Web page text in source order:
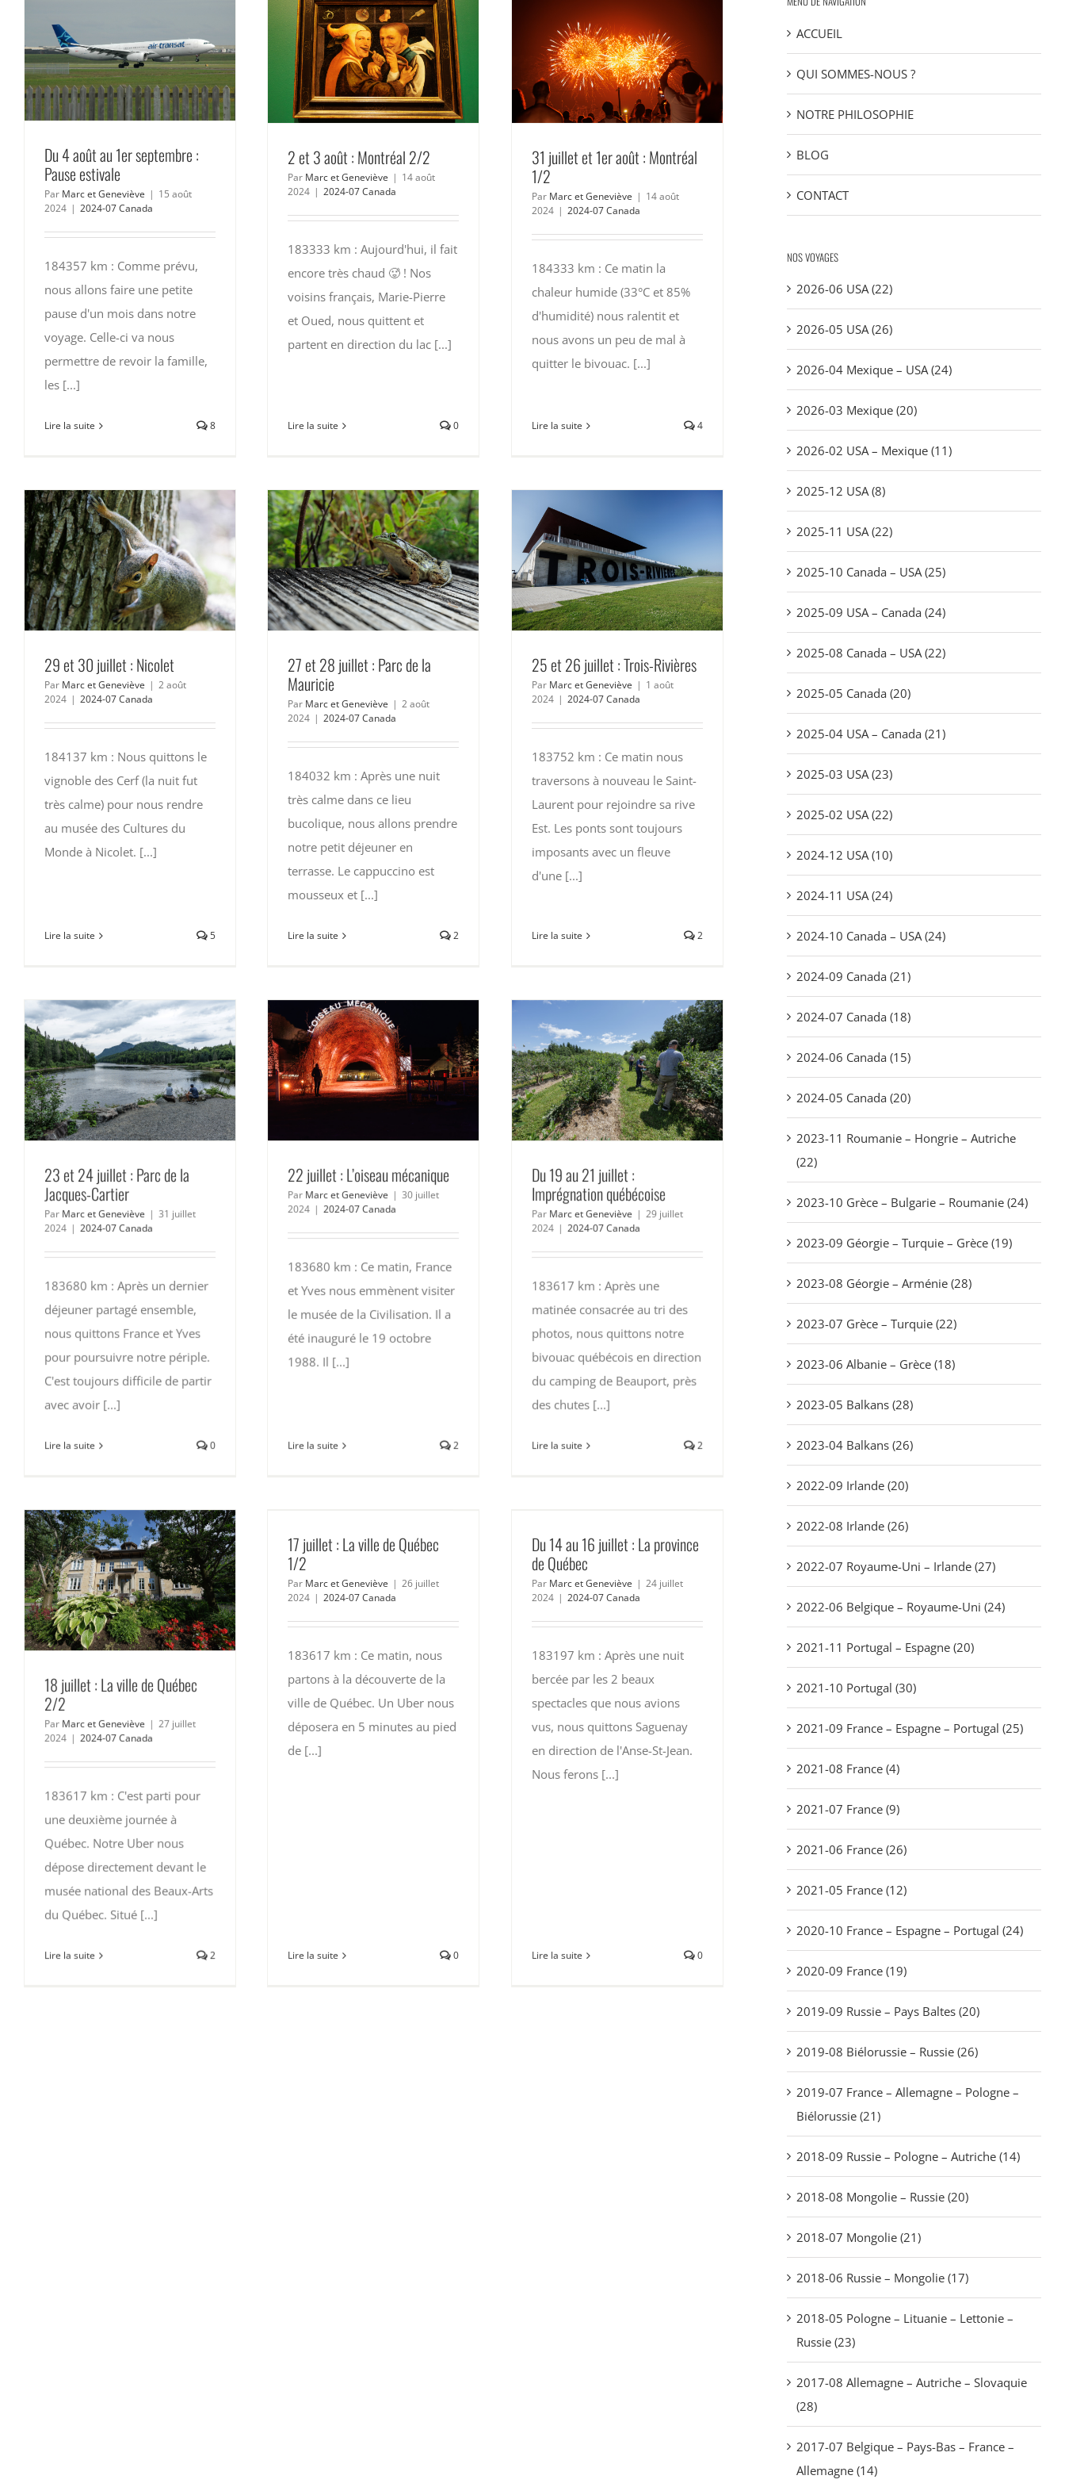
Du 4 août au 1er septembre :
Pause estivale
Par Marc et Geneviève | 15 août
2024 | 2024-07 Canada
184357 km : Comme prévu,
nous allons faire une petite
pause d'un mois dans notre
voyage. Celle-ci va nous
permettre de revoir la famille,
les [...]
Lire la suite 8
2 et 3 août : Montréal 2/2
Par Marc et Geneviève | 14 août
2024 | 2024-07 Canada
183333 km : Aujourd'hui, il fait
encore très chaud 🥵 ! Nos
voisins français, Marie-Pierre
et Oued, nous quittent et
partent en direction du lac [...]
Lire la suite 0
31 juillet et 1er août : Montréal
1/2
Par Marc et Geneviève | 14 août
2024 | 2024-07 Canada
184333 km : Ce matin la
chaleur humide (33°C et 85%
d'humidité) nous ralentit et
nous avons un peu de mal à
quitter le bivouac. [...]
Lire la suite 4
29 et 30 juillet : Nicolet
Par Marc et Geneviève | 2 août
2024 | 2024-07 Canada
184137 km : Nous quittons le
vignoble des Cerf (la nuit fut
très calme) pour nous rendre
au musée des Cultures du
Monde à Nicolet. [...]
Lire la suite 5
27 et 28 juillet : Parc de la
Mauricie
Par Marc et Geneviève | 2 août
2024 | 2024-07 Canada
184032 km : Après une nuit
très calme dans ce lieu
bucolique, nous allons prendre
notre petit déjeuner en
terrasse. Le cappuccino est
mousseux et [...]
Lire la suite 2
25 et 26 juillet : Trois-Rivières
Par Marc et Geneviève | 1 août
2024 | 2024-07 Canada
183752 km : Ce matin nous
traversons à nouveau le Saint-
Laurent pour rejoindre sa rive
Est. Les ponts sont toujours
imposants avec un fleuve
d'une [...]
Lire la suite 2
23 et 24 juillet : Parc de la
Jacques-Cartier
Par Marc et Geneviève | 31 juillet
2024 | 2024-07 Canada
183680 km : Après un dernier
déjeuner partagé ensemble,
nous quittons France et Yves
pour poursuivre notre périple.
C'est toujours difficile de partir
avec avoir [...]
Lire la suite 0
22 juillet : L’oiseau mécanique
Par Marc et Geneviève | 30 juillet
2024 | 2024-07 Canada
183680 km : Ce matin, France
et Yves nous emmènent visiter
le musée de la Civilisation. Il a
été inauguré le 19 octobre
1988. Il [...]
Lire la suite 2
Du 19 au 21 juillet :
Imprégnation québécoise
Par Marc et Geneviève | 29 juillet
2024 | 2024-07 Canada
183617 km : Après une
matinée consacrée au tri des
photos, nous quittons notre
bivouac québécois en direction
du camping de Beauport, près
des chutes [...]
Lire la suite 2
18 juillet : La ville de Québec
2/2
Par Marc et Geneviève | 27 juillet
2024 | 2024-07 Canada
183617 km : C'est parti pour
une deuxième journée à
Québec. Notre Uber nous
dépose directement devant le
musée national des Beaux-Arts
du Québec. Situé [...]
Lire la suite 2
17 juillet : La ville de Québec
1/2
Par Marc et Geneviève | 26 juillet
2024 | 2024-07 Canada
183617 km : Ce matin, nous
partons à la découverte de la
ville de Québec. Un Uber nous
déposera en 5 minutes au pied
de [...]
Lire la suite 0
Du 14 au 16 juillet : La province
de Québec
Par Marc et Geneviève | 24 juillet
2024 | 2024-07 Canada
183197 km : Après une nuit
bercée par les 2 beaux
spectacles que nous avions
vus, nous quittons Saguenay
en direction de l'Anse-St-Jean.
Nous ferons [...]
Lire la suite 0
ACCUEIL
QUI SOMMES-NOUS ?
NOTRE PHILOSOPHIE
BLOG
CONTACT
NOS VOYAGES
2026-06 USA (22)
2026-05 USA (26)
2026-04 Mexique – USA (24)
2026-03 Mexique (20)
2026-02 USA – Mexique (11)
2025-12 USA (8)
2025-11 USA (22)
2025-10 Canada – USA (25)
2025-09 USA – Canada (24)
2025-08 Canada – USA (22)
2025-05 Canada (20)
2025-04 USA – Canada (21)
2025-03 USA (23)
2025-02 USA (22)
2024-12 USA (10)
2024-11 USA (24)
2024-10 Canada – USA (24)
2024-09 Canada (21)
2024-07 Canada (18)
2024-06 Canada (15)
2024-05 Canada (20)
2023-11 Roumanie – Hongrie – Autriche
(22)
2023-10 Grèce – Bulgarie – Roumanie (24)
2023-09 Géorgie – Turquie – Grèce (19)
2023-08 Géorgie – Arménie (28)
2023-07 Grèce – Turquie (22)
2023-06 Albanie – Grèce (18)
2023-05 Balkans (28)
2023-04 Balkans (26)
2022-09 Irlande (20)
2022-08 Irlande (26)
2022-07 Royaume-Uni – Irlande (27)
2022-06 Belgique – Royaume-Uni (24)
2021-11 Portugal – Espagne (20)
2021-10 Portugal (30)
2021-09 France – Espagne – Portugal (25)
2021-08 France (4)
2021-07 France (9)
2021-06 France (26)
2021-05 France (12)
2020-10 France – Espagne – Portugal (24)
2020-09 France (19)
2019-09 Russie – Pays Baltes (20)
2019-08 Biélorussie – Russie (26)
2019-07 France – Allemagne – Pologne –
Biélorussie (21)
2018-09 Russie – Pologne – Autriche (14)
2018-08 Mongolie – Russie (20)
2018-07 Mongolie (21)
2018-06 Russie – Mongolie (17)
2018-05 Pologne – Lituanie – Lettonie –
Russie (23)
2017-08 Allemagne – Autriche – Slovaquie
(28)
2017-07 Belgique – Pays-Bas – France –
Allemagne (14)